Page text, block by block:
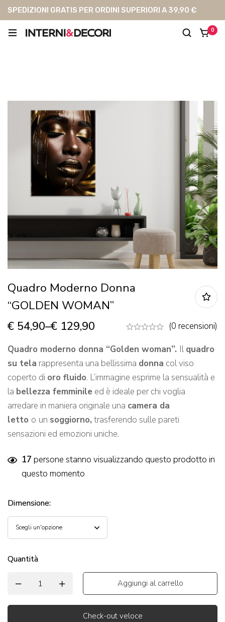
SPEDIZIONI GRATIS PER ORDINI SUPERIORI A 39,90 €
0
Quadro Moderno Donna
“GOLDEN WOMAN”
€ 54,90–€ 129,90
(0 recensioni)
Quadro moderno donna “Golden woman”. Ilquadro
su tela rappresenta una bellissima donna col viso
coperto di oro fluido. L’immagine esprime la sensualità e
la bellezza femminile ed è ideale per chi voglia
arredare in maniera originale una camera da
letto o un soggiorno, trasferendo sulle pareti
sensazioni ed emozioni uniche.
17 persone stanno visualizzando questo prodotto in
questo momento
Dimensione:
Quantità
Aggiungi al carrello
Check-out veloce